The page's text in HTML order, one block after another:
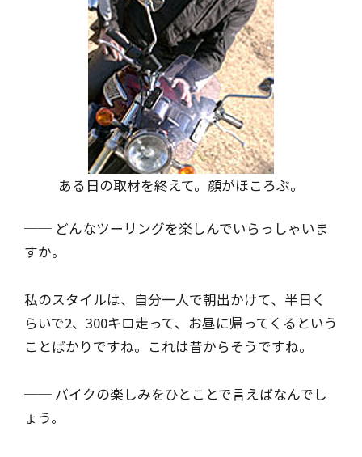
ある日の取材を終えて。顔がほころぶ。
── どんなツーリングを楽しんでいらっしゃいま
すか。
私のスタイルは、自分一人で朝出かけて、半日く
らいで2、300キロ走って、お昼に帰ってくるという
ことばかりですね。これは昔からそうですね。
── バイクの楽しみをひとことで言えばなんでし
ょう。